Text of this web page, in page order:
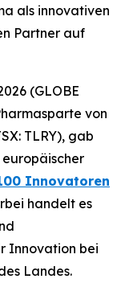
als innovativen
Partner auf
(GLOBE
von
TLRY), gab
europäischer
Innovatoren
handelt es
Innovation bei
Landes.